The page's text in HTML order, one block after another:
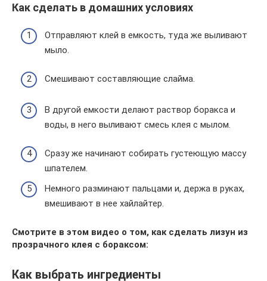
Как сделать в домашних условиях
Отправляют клей в емкость, туда же выливают
мыло.
Смешивают составляющие слайма.
В другой емкости делают раствор боракса и
воды, в него выливают смесь клея с мылом.
Сразу же начинают собирать густеющую массу
шпателем.
Немного разминают пальцами и, держа в руках,
вмешивают в нее хайлайтер.
Смотрите в этом видео о том, как сделать лизун из
прозрачного клея с бораксом:
Как выбрать ингредиенты